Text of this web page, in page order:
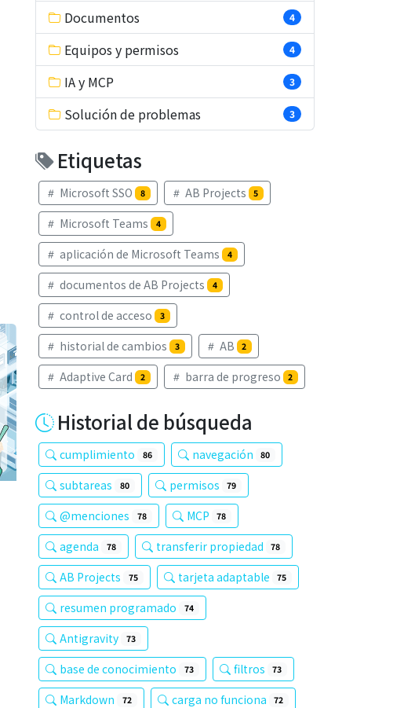
Documentos 4
Equipos y permisos 4
IA y MCP 3
Solución de problemas 3
Etiquetas
Microsoft SSO 8 AB Projects 5
Microsoft Teams 4
aplicación de Microsoft Teams 4
documentos de AB Projects 4
control de acceso 3
historial de cambios 3 AB 2
Adaptive Card 2 barra de progreso 2
Historial de búsqueda
cumplimiento 86 navegación 80
subtareas 80 permisos 79
@menciones 78 MCP 78
agenda 78 transferir propiedad 78
AB Projects 75 tarjeta adaptable 75
resumen programado 74
Antigravity 73
base de conocimiento 73 filtros 73
Markdown 72 carga no funciona 72